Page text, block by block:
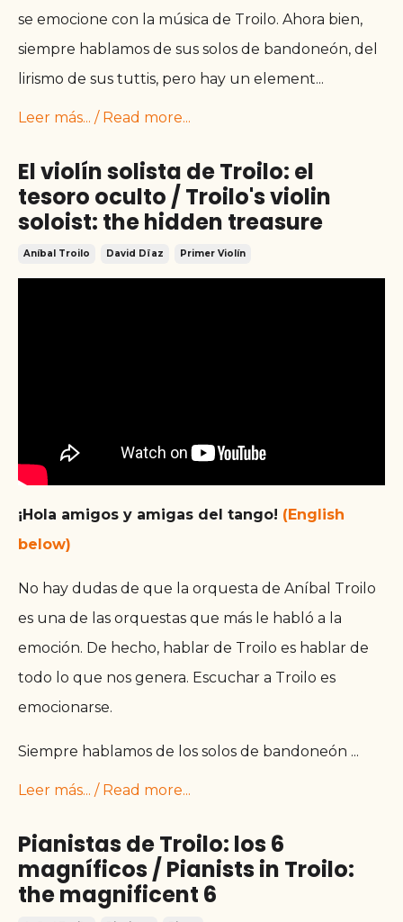
se emocione con la música de Troilo. Ahora bien,
siempre hablamos de sus solos de bandoneón, del
lirismo de sus tuttis, pero hay un element...
Leer más... / Read more...
El violín solista de Troilo: el
tesoro oculto / Troilo's violin
soloist: the hidden treasure
Aníbal Troilo David Dïaz Primer Violín
¡Hola amigos y amigas del tango! (English
below)
No hay dudas de que la orquesta de Aníbal Troilo
es una de las orquestas que más le habló a la
emoción. De hecho, hablar de Troilo es hablar de
todo lo que nos genera. Escuchar a Troilo es
emocionarse.
Siempre hablamos de los solos de bandoneón ...
Leer más... / Read more...
Pianistas de Troilo: los 6
magníficos / Pianists in Troilo:
the magnificent 6